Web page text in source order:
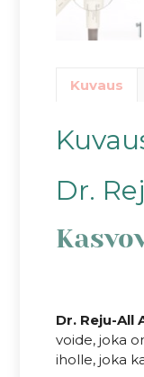
Kuvaus
Dr.
Dr. Reju-All
voide, joka
iholle, joka